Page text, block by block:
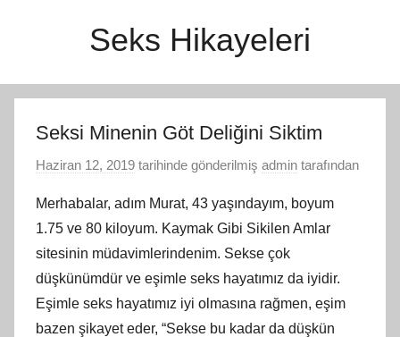
Seks Hikayeleri
Seksi Minenin Göt Deliğini Siktim
Haziran 12, 2019 tarihinde gönderilmiş admin tarafından
Merhabalar, adım Murat, 43 yaşındayım, boyum
1.75 ve 80 kiloyum. Kaymak Gibi Sikilen Amlar
sitesinin müdavimlerindenim. Sekse çok
düşkünümdür ve eşimle seks hayatımız da iyidir.
Eşimle seks hayatımız iyi olmasına rağmen, eşim
bazen şikayet eder, “Sekse bu kadar da düşkün